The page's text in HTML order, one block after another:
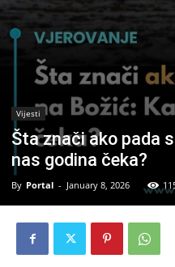
Vijesti
Šta znači ako pada
nas godina čeka?
By Portal - January 8, 2026